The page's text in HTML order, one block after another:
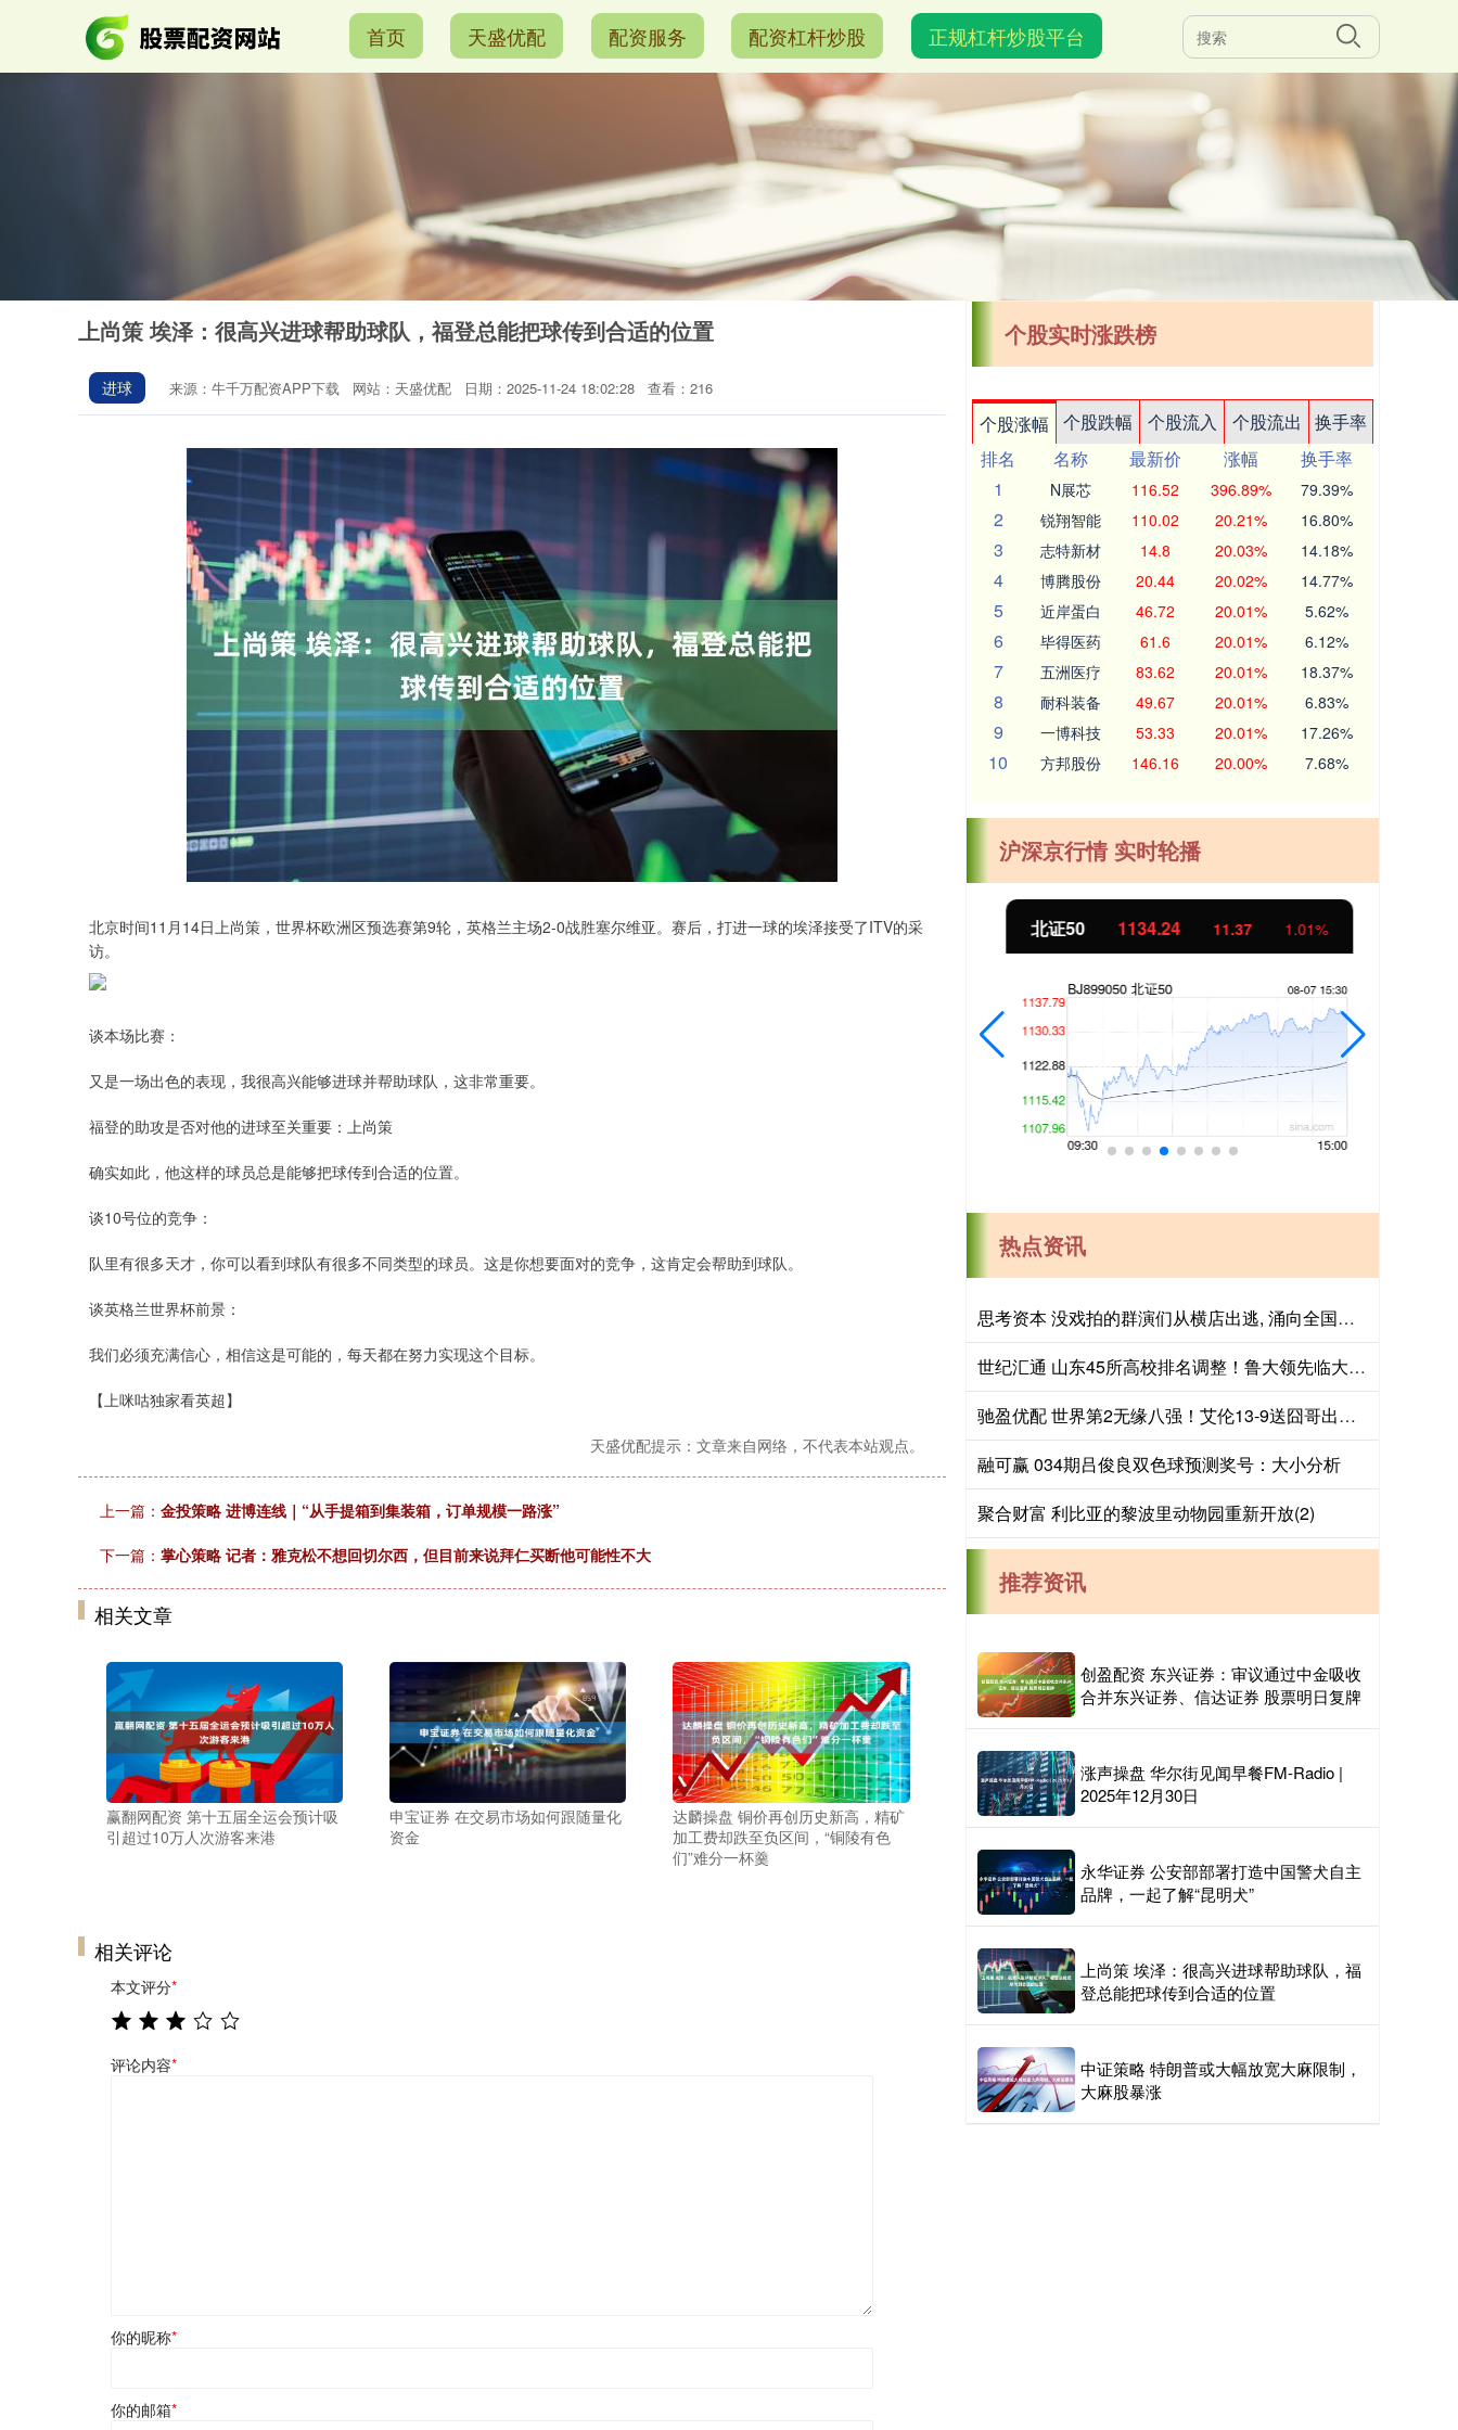
首页 天盛优配 配资服务 配资杠杆炒股 正规杠杆炒股平台
上尚策 埃泽：很高兴进球帮助球队，福登总能把球传到合适的位置
进球 来源：牛千万配资APP下载 网站：天盛优配 日期：2025-11-24 18:02:28 查看：216
北京时间11月14日上尚策，世界杯欧洲区预选赛第9轮，英格兰主场2-0战胜塞尔维亚。赛后，打进一球的埃泽接受了ITV的采
访。
谈本场比赛：
又是一场出色的表现，我很高兴能够进球并帮助球队，这非常重要。
福登的助攻是否对他的进球至关重要：上尚策
确实如此，他这样的球员总是能够把球传到合适的位置。
谈10号位的竞争：
队里有很多天才，你可以看到球队有很多不同类型的球员。这是你想要面对的竞争，这肯定会帮助到球队。
谈英格兰世界杯前景：
我们必须充满信心，相信这是可能的，每天都在努力实现这个目标。
【上咪咕独家看英超】
天盛优配提示：文章来自网络，不代表本站观点。
上一篇： 金投策略 进博连线｜“从手提箱到集装箱，订单规模一路涨”
下一篇： 掌心策略 记者：雅克松不想回切尔西，但目前来说拜仁买断他可能性不大
相关文章
赢翻网配资 第十五届全运会预计吸
引超过10万人次游客来港
申宝证券 在交易市场如何跟随量化
资金
达麟操盘 铜价再创历史新高，精矿
加工费却跌至负区间，“铜陵有色
们”难分一杯羹
相关评论
本文评分*
评论内容*
你的昵称*
你的邮箱*
个股实时涨跌榜
个股涨幅 个股跌幅 个股流入 个股流出
换手率
排名
名称 最新价 涨幅
换手率
1
N展芯 116.52 396.89% 79.39%
2 锐翔智能 110.02 20.21% 16.80%
3 志特新材 14.8 20.03% 14.18%
4 博腾股份 20.44 20.02% 14.77%
5 近岸蛋白 46.72 20.01% 5.62%
6 毕得医药 61.6 20.01% 6.12%
7 五洲医疗 83.62 20.01% 18.37%
8 耐科装备 49.67 20.01% 6.83%
9 一博科技 53.33 20.01% 17.26%
10 方邦股份 146.16 20.00% 7.68%
沪深京行情 实时轮播
1.02% 深证成指 14311.01 200.89 1.42% 沪深300 4694.44 43.13 0.93% 北证50 1134.24 11.37 1.01%
热点资讯
思考资本 没戏拍的群演们从横店出逃, 涌向全国旅游景区NPC
世纪汇通 山东45所高校排名调整！鲁大领先临大，山艺领先山二医
驰盈优配 世界第2无缘八强！艾伦13-9送囧哥出局，锁定世锦赛1/4决赛席位
融可赢 034期吕俊良双色球预测奖号：大小分析
聚合财富 利比亚的黎波里动物园重新开放(2)
推荐资讯
创盈配资 东兴证券：审议通过中金吸收
合并东兴证券、信达证券 股票明日复牌
涨声操盘 华尔街见闻早餐FM-Radio |
2025年12月30日
永华证券 公安部部署打造中国警犬自主
品牌，一起了解“昆明犬”
上尚策 埃泽：很高兴进球帮助球队，福
登总能把球传到合适的位置
中证策略 特朗普或大幅放宽大麻限制，
大麻股暴涨